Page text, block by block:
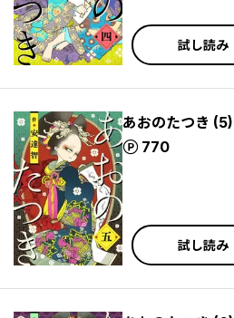
試し読み
あおのたつき (5)
770
ポイント
試し読み